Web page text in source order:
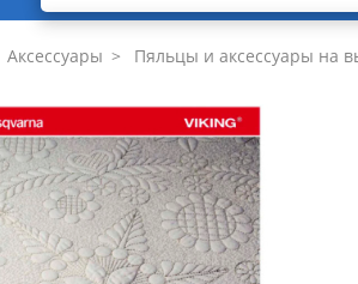
Аксессуары Пяльцы и аксессуары на